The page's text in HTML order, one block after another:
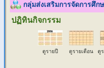
กลุ่มส่งเสริมการจัดการศึก
ปฏิทินกิจกรรม
ดูรายปี ดูรายเดือน ดู